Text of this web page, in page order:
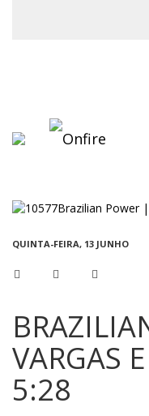
QUINTA-FEIRA, 13 JUNHO
VARGAS
5:28